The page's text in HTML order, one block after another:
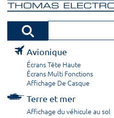
Avionique
Écrans Tête Haute
Écrans Multi Fonctions
Affichage De Casque
Terre et mer
Affichage du véhicule au sol